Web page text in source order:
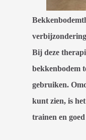
Bij deze
bekkenbodem
gebruiken.
kunt zien, is
trainen en